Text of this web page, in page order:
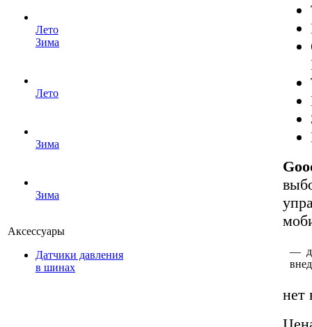
Лето
Зима
Лето
Зима
Зима
Аксессуары
Датчики давления
в шинах
—
нет